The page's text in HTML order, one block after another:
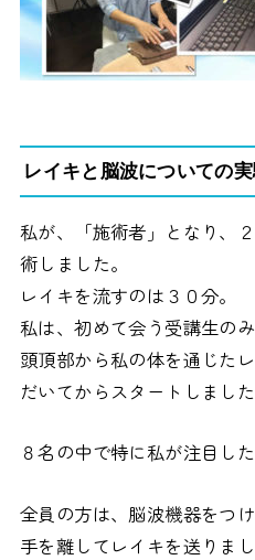
レイキと脳波についての
私が、「施術者」となり、
術しました。
レイキを流すのは３０分。
私は、初めて会う受講生の
頭頂部から私の体を通じた
だいてからスタートしました
８名の中で特に私が注目し
全員の方は、脳波機器をつ
手を離してレイキを送りまし